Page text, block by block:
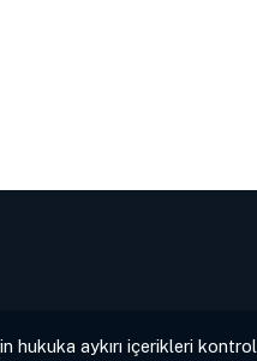
aykırı içerikleri